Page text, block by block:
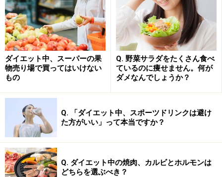
朝の「生姜紅茶ダイエット」で冷え症改善
&痩せ体質に！
朝の「生姜紅茶ダイエット」
ダイエットの定番となっている生姜紅茶。ダイエットを
より促進させるための「飲むタイミング」は、まず朝の
一杯がオススメです。体温が低く代謝が低下している朝
に飲めば、体を温め高代謝の状態で一日が過ごせるよう
になります。
リンク： 「生姜紅茶ダイエット」で冷え症改善＆痩せ体質に！ [食事ダイエット] All About
ダイエット中、スーパーの果
物売り場で買ってはいけない
もの
Q. 野菜サラダをたくさん食べ
ているのに痩せません。何が
ダメなんでしょうか？
Q. 「ダイエット中、スポーツドリンクは避け
た方がいい」って本当ですか？
Q. ダイエット中の焼肉、カルビとホルモンは
どちらを選ぶべき？